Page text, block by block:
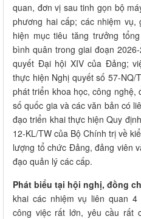
quan, đơn vị sau tinh gọn bộ
phương hai cấp; các nhiệm
hiện mục tiêu tăng trưởng
bình quân trong giai đoạn
quyết Đại hội XIV của Đảng;
thực hiện Nghị quyết số 57-NQ/
phát triển khoa học, công nghệ,
số quốc gia và các văn bản có
đạo triển khai thực hiện Quy
12-KL/TW của Bộ Chính trị về
lượng tổ chức Đảng, đảng viên
đạo quản lý các cấp.
Phát biểu tại hội nghị, đồng
khai các nhiệm vụ liên quan
công việc rất lớn, yêu cầu rất